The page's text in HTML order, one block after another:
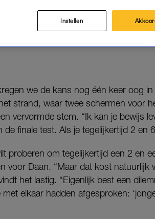
Daan Boom en Matteo van der
we de kans nog één keer oog
strand, waar twee schermen voor
vervormde stem. “Ik kan je bewijs
de finale test. Als je tegelijkertijd 2 en
proberen om tegelijkertijd een 2 en
voor Daan. “Maar dat kost natuurlijk
het lastig. “Eigenlijk best een
elkaar hadden afgesproken:
Instellen